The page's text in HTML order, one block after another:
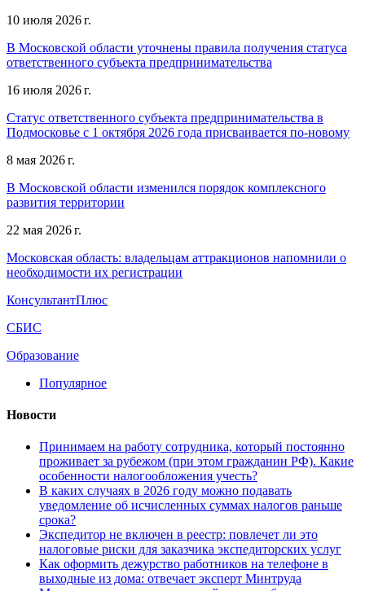
10 июля 2026 г.
В Московской области уточнены правила получения статуса
ответственного субъекта предпринимательства
16 июля 2026 г.
Статус ответственного субъекта предпринимательства в
Подмосковье с 1 октября 2026 года присваивается по-новому
8 мая 2026 г.
В Московской области изменился порядок комплексного
развития территории
22 мая 2026 г.
Московская область: владельцам аттракционов напомнили о
необходимости их регистрации
КонсультантПлюс
СБИС
Образование
Популярное
Новости
Принимаем на работу сотрудника, который постоянно
проживает за рубежом (при этом гражданин РФ). Какие
особенности налогообложения учесть?
В каких случаях в 2026 году можно подавать
уведомление об исчисленных суммах налогов раньше
срока?
Экспедитор не включен в реестр: повлечет ли это
налоговые риски для заказчика экспедиторских услуг
Как оформить дежурство работников на телефоне в
выходные из дома: отвечает эксперт Минтруда